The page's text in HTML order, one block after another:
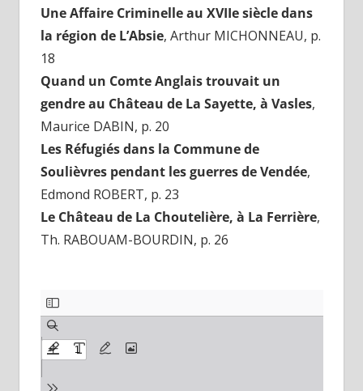
Une Affaire Criminelle au XVIIe siècle dans
la région de L’Absie, Arthur MICHONNEAU, p.
18
Quand un Comte Anglais trouvait un
gendre au Château de La Sayette, à Vasles,
Maurice DABIN, p. 20
Les Réfugiés dans la Commune de
Soulièvres pendant les guerres de Vendée,
Edmond ROBERT, p. 23
Le Château de La Choutelière, à La Ferrière,
Th. RABOUAM-BOURDIN, p. 26